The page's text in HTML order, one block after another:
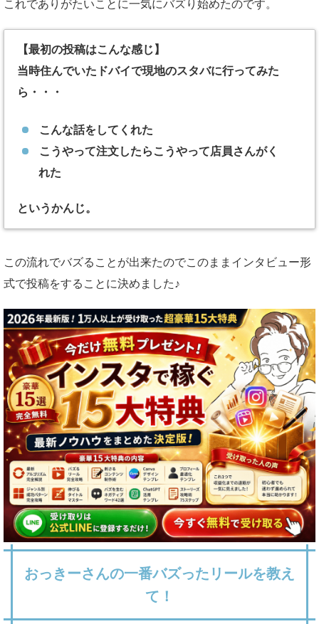
これでありがたいことに一気にバズり始めたのです。
【最初の投稿はこんな感じ】
当時住んでいたドバイで現地のスタバに行ってみた
ら・・・
こんな話をしてくれた
こうやって注文したらこうやって店員さんがく
れた
というかんじ。
この流れでバズることが出来たのでこのままインタビュー形
式で投稿をすることに決めました♪
おっきーさんの一番バズったリールを教え
て！